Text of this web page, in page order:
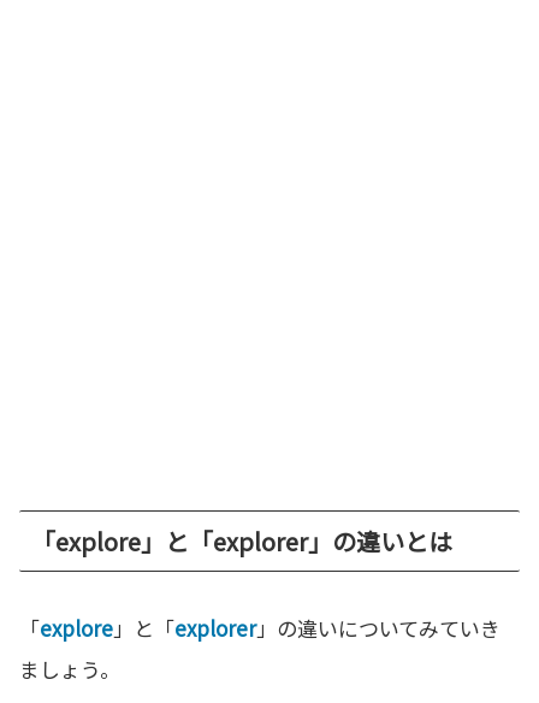
「explore」と「explorer」の違いとは
「explore」と「explorer」の違いについてみていき
ましょう。